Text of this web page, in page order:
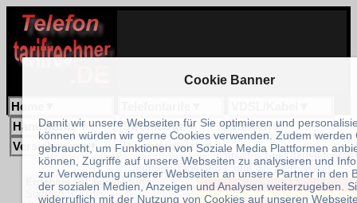
Home
Handytarife▼ Stromtarife▼ Reisen▼
Versicherung▼ Preisvergleich▼
Unser Link zum Bookmarken:www.telefontarifrechner.de/
Stunden-Tabelle-Sa. und So-1Min-5Rang
Ergebnis der Auswertung:
Stand: 8.8.2026
Weitere 24-
Festnetz-Tarife für
Cookie Banner
Damit wir unsere Webseiten für Sie optimieren und
können würden wir gerne Cookies verwenden. Zudem werden
gebraucht, um Funktionen von Soziale Media Plattformen
können, Zugriffe auf unsere Webseiten zu analysieren und
zur Verwendung unserer Webseiten an unsere Partner in den
der sozialen Medien, Anzeigen und Analysen weiterzugeben.
widerruflich mit der Nutzung von Cookies auf unseren